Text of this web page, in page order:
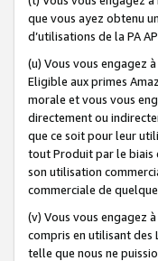
que vous ayez obtenu
d’utilisations de la PA
(u) Vous vous engagez
Eligible aux primes
morale et vous vous
directement ou
que ce soit pour leur
tout Produit par le biais
son utilisation
commerciale de
(v) Vous vous engagez
compris en utilisant des
telle que nous ne